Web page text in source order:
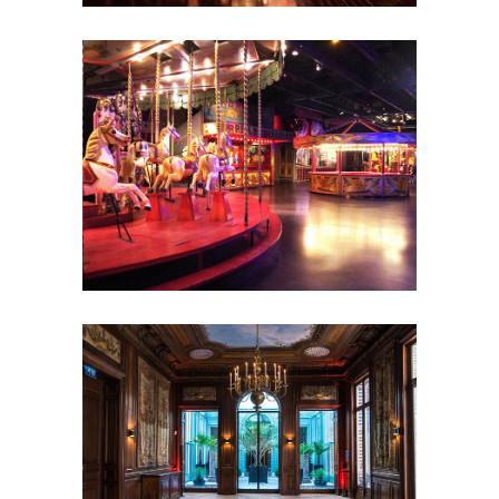
assemblée Shooting photo Showrooms
et galeries Soirée de Rallye
Soirée
étudiante Tournage